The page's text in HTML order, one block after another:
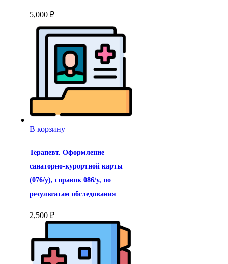
5,000 ₽
В корзину
Терапевт. Оформление
санаторно-курортной карты
(076/у), справок 086/у, по
результатам обследования
2,500 ₽